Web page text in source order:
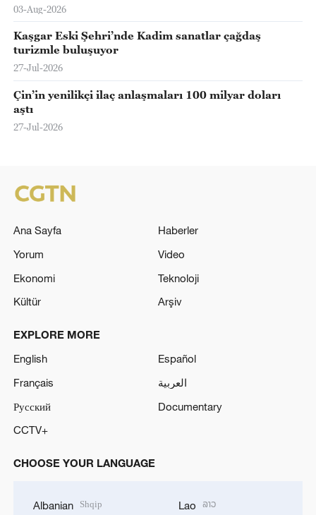
03-Aug-2026
Kaşgar Eski Şehri’nde Kadim sanatlar çağdaş
turizmle buluşuyor
27-Jul-2026
Çin’in yenilikçi ilaç anlaşmaları 100 milyar doları
aştı
27-Jul-2026
Ana Sayfa
Haberler
Yorum
Video
Ekonomi
Teknoloji
Kültür
Arşiv
EXPLORE MORE
English
Español
Français
العربية
Русский
Documentary
CCTV+
CHOOSE YOUR LANGUAGE
Albanian Shqip Lao ລາວ